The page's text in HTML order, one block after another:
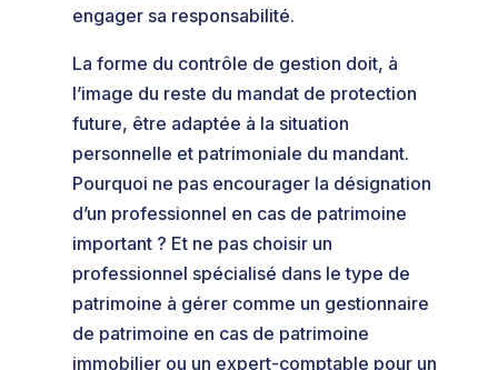
engager sa responsabilité.
La forme du contrôle de gestion doit, à
l’image du reste du mandat de protection
future, être adaptée à la situation
personnelle et patrimoniale du mandant.
Pourquoi ne pas encourager la désignation
d’un professionnel en cas de patrimoine
important ? Et ne pas choisir un
professionnel spécialisé dans le type de
patrimoine à gérer comme un gestionnaire
de patrimoine en cas de patrimoine
immobilier ou un expert-comptable pour un